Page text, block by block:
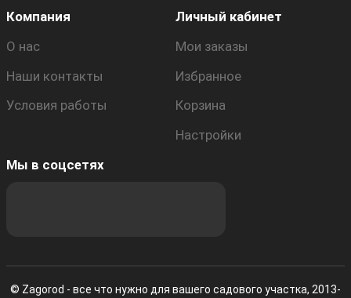
Компания
О нас
Наши контакты
Условия работы
Личный кабинет
Мои заказы
Избранное
Корзина
Настройки
Мы в соцсетях
© Zagorod - все что нужно для вашего садового участка, 2013-